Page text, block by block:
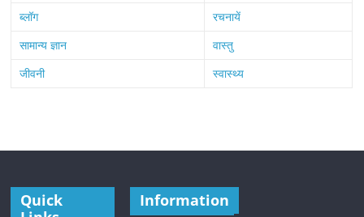
ब्लॉग
रचनायें
सामान्य ज्ञान
वास्तु
जीवनी
स्वास्थ्य
Quick
Information